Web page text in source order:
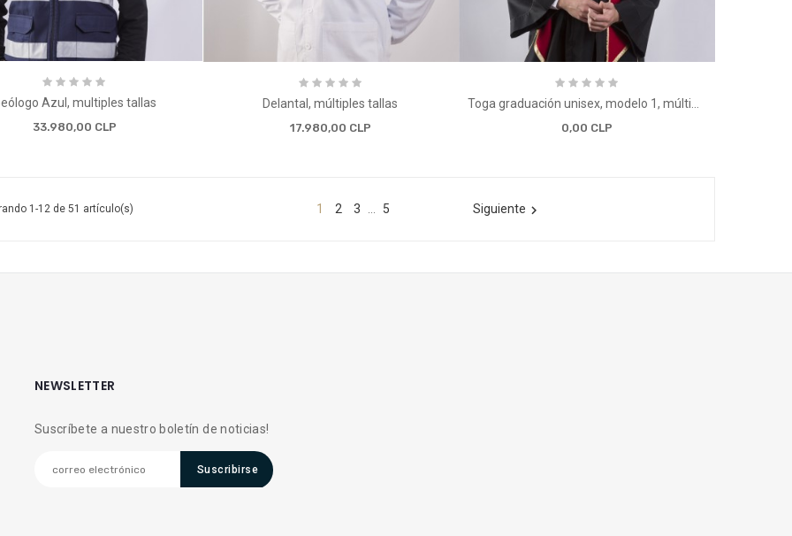
Azul, multiples tallas
33.980,00 CLP
Delantal, múltiples tallas
17.980,00 CLP
Toga graduación unisex, modelo 1, múltiples tallas
0,00 CLP
1-12 de 51 artículo(s) 1 2 3 … 5 Siguiente 
NEWSLETTER
Suscríbete a nuestro boletín de noticias!
Suscribirse